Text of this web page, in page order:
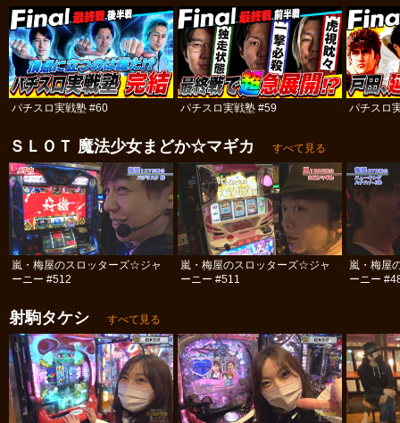
パチスロ実戦塾 #60 パチスロ実戦塾 #59 パチスロ
ＳＬＯＴ 魔法少女まどか☆マギカ すべて見る
嵐・梅屋のスロッターズ☆ジャ
ーニー #512
嵐・梅屋のスロッターズ☆ジャ
ーニー #511
嵐・梅屋
ーニー
射駒タケシ すべて見る